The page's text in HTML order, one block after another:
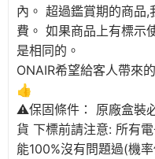
內。 超過鑑賞期的商品
費。 如果商品上有標示
是相同的。
ONAIR希望給客人帶來
👍
⚠️保固條件： 原廠盒裝
貨 下標前請注意: 所有
能100%沒有問題過(機